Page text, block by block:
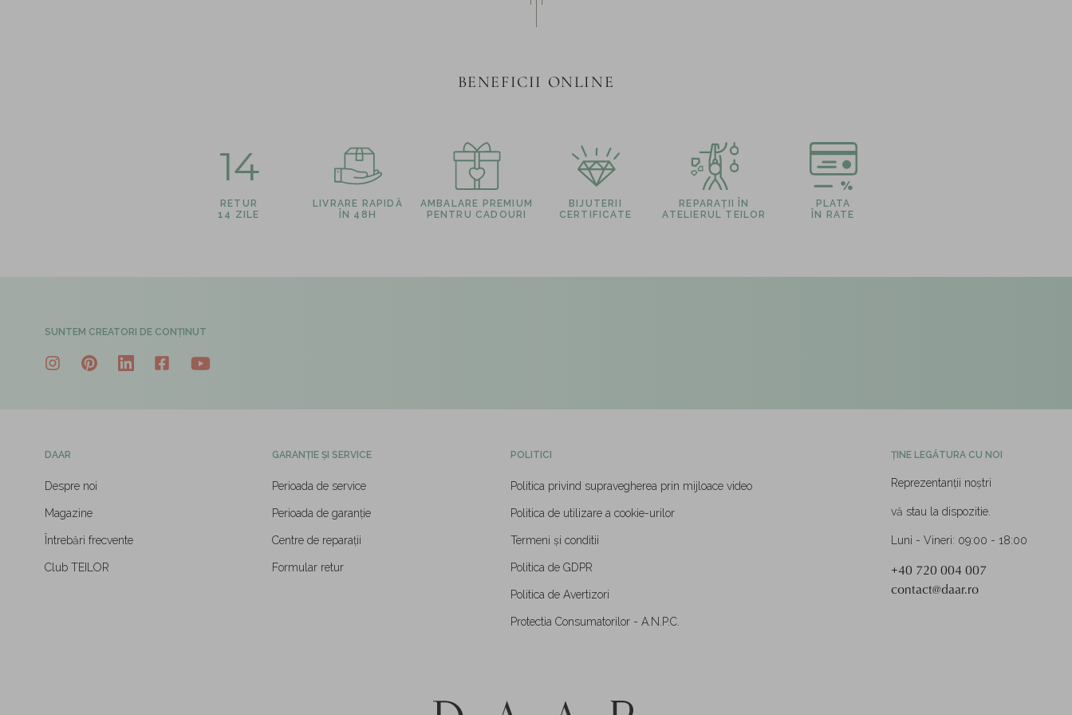
BENEFICII ONLINE
14
RETUR
14 ZILE
LIVRARE RAPIDĂ
ÎN 48H
AMBALARE PREMIUM
PENTRU CADOURI
BIJUTERII
CERTIFICATE
REPARAȚII ÎN
ATELIERUL TEILOR
PLATA
ÎN RATE
SUNTEM CREATORI DE CONȚINUT
DAAR
Despre noi
Magazine
Întrebări frecvente
Club TEILOR
GARANȚIE ȘI SERVICE
Perioada de service
Perioada de garanție
Centre de reparații
Formular retur
POLITICI
Politica privind supravegherea prin mijloace video
Politica de utilizare a cookie-urilor
Termeni și conditii
Politica de GDPR
Politica de Avertizori
Protectia Consumatorilor - A.N.P.C.
ȚINE LEGĂTURA CU NOI
Reprezentanții noștri
vă stau la dispozitie.
Luni - Vineri: 09:00 - 18:00
+40 720 004 007
contact@daar.ro